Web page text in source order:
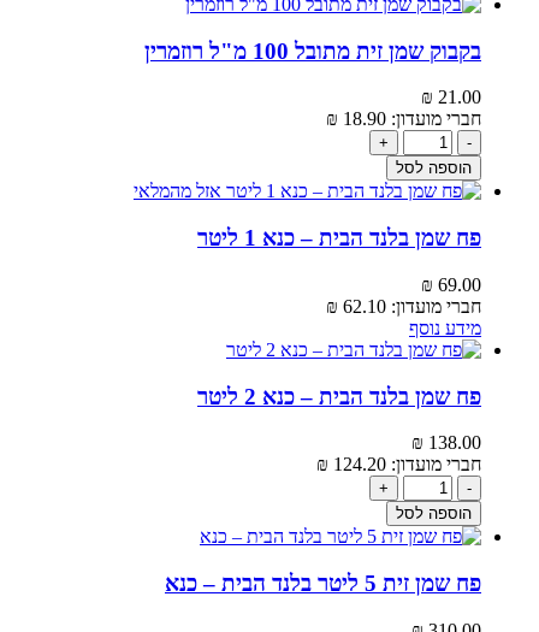
בקבוק שמן זית מתובל 100 מ"ל רוזמרין
₪ 21.00‬
חברי מועדון:
₪ 18.90‬
-
+
הוספה לסל
אזל מהמלאי
פח שמן בלנד הבית – כנא 1 ליטר
₪ 69.00‬
חברי מועדון:
₪ 62.10‬
מידע נוסף
פח שמן בלנד הבית – כנא 2 ליטר
₪ 138.00‬
חברי מועדון:
₪ 124.20‬
-
+
הוספה לסל
פח שמן זית 5 ליטר בלנד הבית – כנא